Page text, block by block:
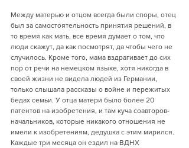
Между матерью и отцом всегда были споры, отец
был за самостоятельность принятия решений, в
то время как мать, все время думает о том, что
люди скажут, да как посмотрят, да чтобы чего не
случилось. Кроме того, мама вздрагивает до сих
пор от речи на немецком языке, хотя никогда в
своей жизни не видела людей из Германии,
только слышала рассказы о войне и пережитых
бедах семьи. У отца матери было более 20
патентов на изобретения, и там куча соавторов-
начальников, которые никакого отношения не
имели к изобретениям, дедушка с этим мирился.
Каждые три месяца он ездил на ВДНХ